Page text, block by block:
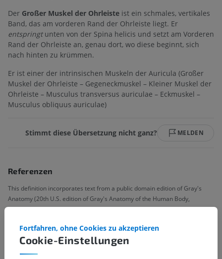
Der Großer Muskel der Ohrleiste ist ein schmales, vertikales
Band, das am vorderen Rand der Ohrleiste liegt. Er
entspringtunten von der Spina helicis und setzt am Vorderen
Rand der Ohrleiste an, genau dort, wo diese beginnt, sich
nach hinten zu krümmen.
Er ist einer der intrinsischen Muskeln der Auricula (Großer
Muskel der Ohrleiste – Gegeneckmuskel – Kleiner Muskel der
Ohrleiste – Musculus transversus auriculae – Eckmuskel –
Musculus obliquus auriculae)
Stimmt diese Übersetzung nicht ganz? MELDEN
Referenzen
This definition incorporates text from a public domain edition of Gray's
Anatomy (20th U.S. edition of Gray's Anatomy of the Human Body,
published in 1918 – from http://www.bartleby.com/107/).
Galerie
Cookie-Einstellungen
Fortfahren, ohne Cookies zu akzeptieren